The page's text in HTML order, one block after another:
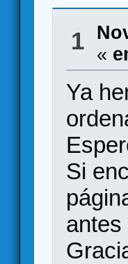
1
«
Ya
Si
antes